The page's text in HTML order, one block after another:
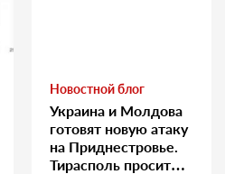
Новостной блог
Украина и Молдова
готовят новую атаку
на Приднестровье.
Тирасполь просит